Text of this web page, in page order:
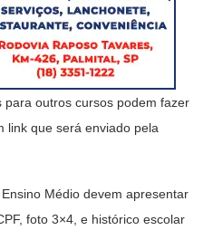
outros cursos podem fazer
link que será enviado pela
Médio devem apresentar
foto 3×4, e histórico escolar